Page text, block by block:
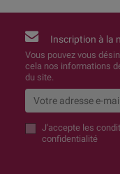
Inscription à la
Vous pouvez vous
cela nos informations
du site.
J'accepte les
confidentialité